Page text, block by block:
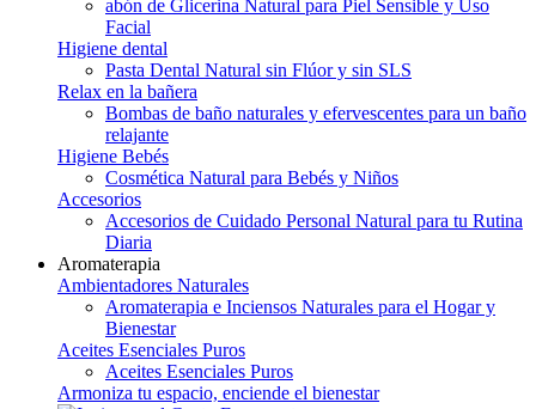
abón de Glicerina Natural para Piel Sensible y Uso
Facial
Higiene dental
Pasta Dental Natural sin Flúor y sin SLS
Relax en la bañera
Bombas de baño naturales y efervescentes para un baño
relajante
Higiene Bebés
Cosmética Natural para Bebés y Niños
Accesorios
Accesorios de Cuidado Personal Natural para tu Rutina
Diaria
Aromaterapia
Ambientadores Naturales
Aromaterapia e Inciensos Naturales para el Hogar y
Bienestar
Aceites Esenciales Puros
Aceites Esenciales Puros
Armoniza tu espacio, enciende el bienestar